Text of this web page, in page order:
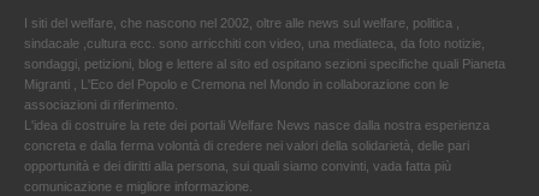
I siti del welfare, che nascono nel 2002, oltre alle news sul welfare, politica ,
sindacale ,cultura ecc. sono arricchiti con video, una mediateca, da foto notizie,
sondaggi, petizioni, blog e lettere al sito ed ospitano sezioni specifiche quali Pianeta
Migranti , L'Eco del Popolo e Cremona nel Mondo in collaborazione con le
associazioni di riferimento.
L'idea di costruire la rete dei portali Welfare News nasce dalla nostra esperienza
concreta e dalla ferma volontà di credere nei valori della solidarietà, delle pari
opportunità e dei diritti alla persona, sui quali siamo convinti, vada fatta più
comunicazione e migliore informazione.